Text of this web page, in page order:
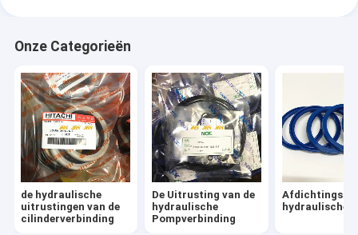
Stofwisserafdichtingen
O-ringsverbindingen
Onze Categorieën
de hydraulische
uitrustingen van de
cilinderverbinding
De Uitrusting van de
hydraulische
Pompverbinding
hydraulische